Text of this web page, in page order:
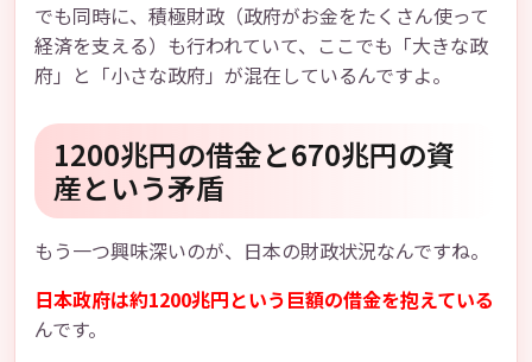
でも同時に、積極財政（政府がお金をたくさん使って
経済を支える）も行われていて、ここでも「大きな政
府」と「小さな政府」が混在しているんですよ。
1200兆円の借金と670兆円の資
産という矛盾
もう一つ興味深いのが、日本の財政状況なんですね。
日本政府は約1200兆円という巨額の借金を抱えている
んです。